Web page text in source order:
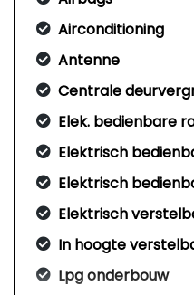
Airconditioning
Antenne
Centrale
Elek. bedienbare
Elektrisch
Elektrisch
Elektrisch
In hoogte
Lpg onderbouw